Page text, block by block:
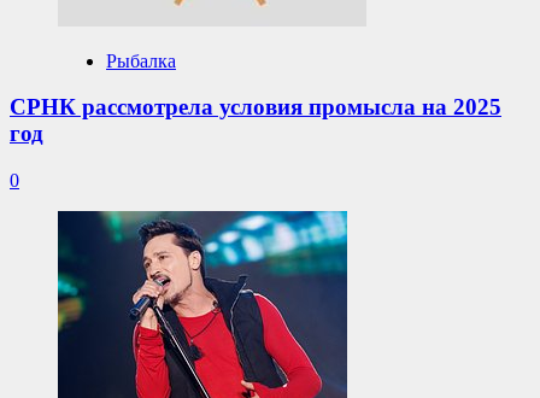
Рыбалка
СРНК рассмотрела условия промысла на 2025
год
0